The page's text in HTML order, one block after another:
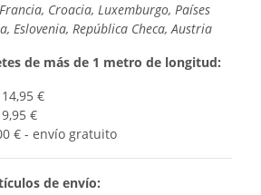
Croacia, Luxemburgo, Países
Eslovenia, República Checa, Austria
de más de 1 metro de longitud:
€
€
€ - envío gratuito
de envío: